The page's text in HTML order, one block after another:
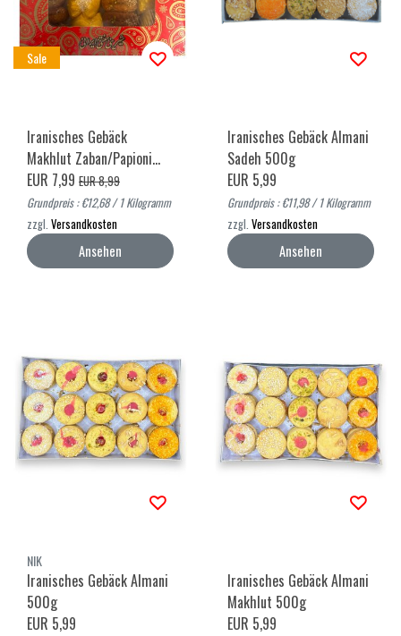
Sale
Iranisches Gebäck
Makhlut Zaban/Papioni
630g
EUR 7,99 EUR 8,99
Grundpreis : €12,68 / 1 Kilogramm
zzgl. Versandkosten
Ansehen
Iranisches Gebäck Almani
Sadeh 500g
EUR 5,99
Grundpreis : €11,98 / 1 Kilogramm
zzgl. Versandkosten
Ansehen
NIK
Iranisches Gebäck Almani
500g
EUR 5,99
Iranisches Gebäck Almani
Makhlut 500g
EUR 5,99